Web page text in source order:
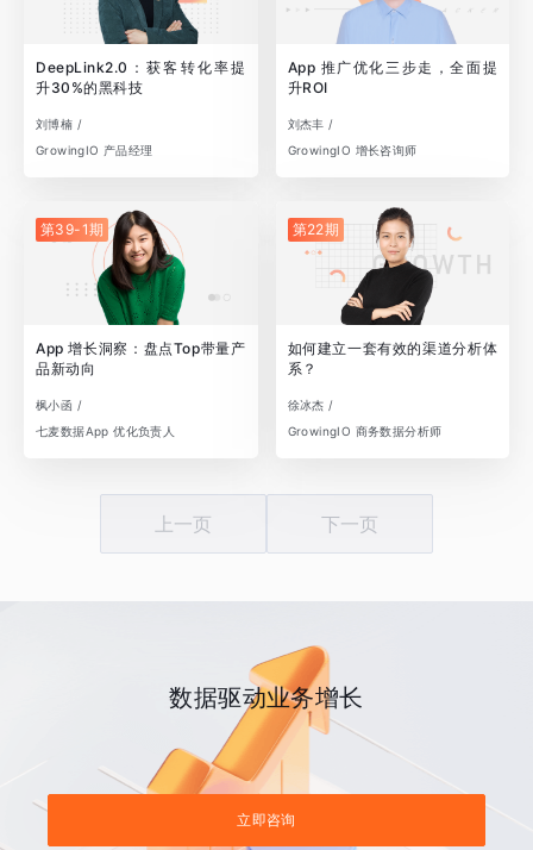
DeepLink2.0：获客转化率提
升30%的黑科技
刘博楠 /
GrowingIO 产品经理
App 推广优化三步走，全面提
升ROI
刘杰丰 /
GrowingIO 增长咨询师
第39-1期
App 增长洞察：盘点Top带量产
品新动向
枫小函 /
七麦数据App 优化负责人
第22期
如何建立一套有效的渠道分析体
系？
徐冰杰 /
GrowingIO 商务数据分析师
上一页 下一页
数据驱动业务增长
立即咨询